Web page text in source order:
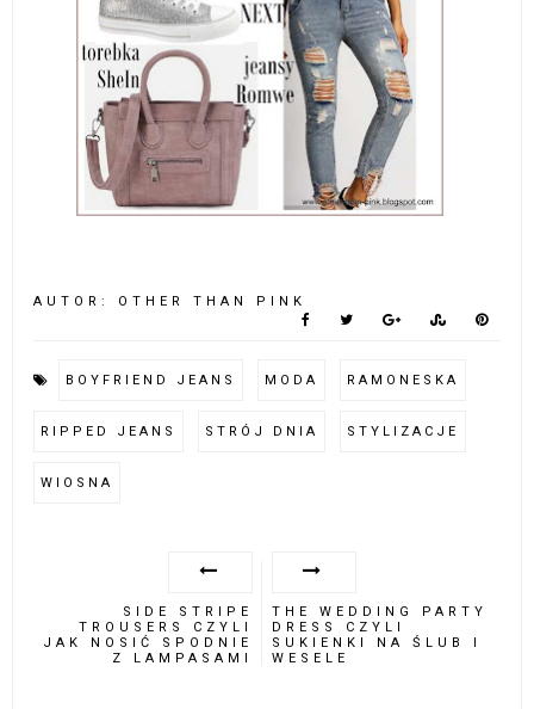
AUTOR: OTHER THAN PINK
BOYFRIEND JEANS MODA RAMONESKA
RIPPED JEANS STRÓJ DNIA STYLIZACJE
WIOSNA
SIDE STRIPE
TROUSERS CZYLI
JAK NOSIĆ SPODNIE
Z LAMPASAMI
THE WEDDING PARTY
DRESS CZYLI
SUKIENKI NA ŚLUB I
WESELE